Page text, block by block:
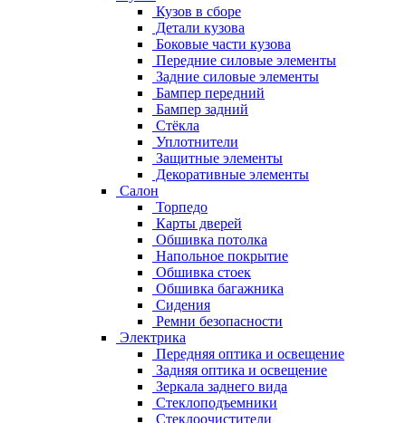
Кузов в сборе
Детали кузова
Боковые части кузова
Передние силовые элементы
Задние силовые элементы
Бампер передний
Бампер задний
Стёкла
Уплотнители
Защитные элементы
Декоративные элементы
Салон
Торпедо
Карты дверей
Обшивка потолка
Напольное покрытие
Обшивка стоек
Обшивка багажника
Сидения
Ремни безопасности
Электрика
Передняя оптика и освещение
Задняя оптика и освещение
Зеркала заднего вида
Стеклоподъемники
Стеклоочистители